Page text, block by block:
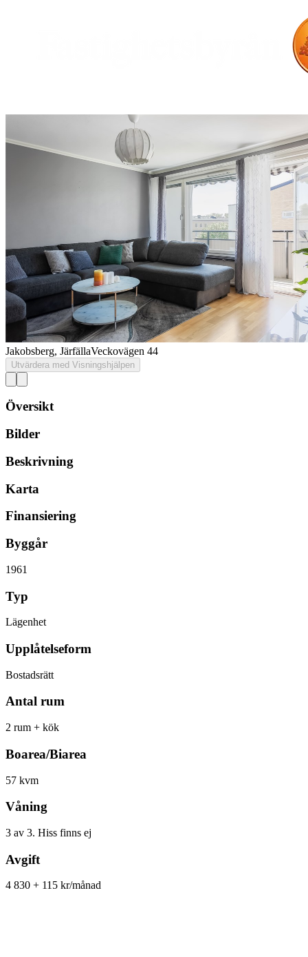
Jakobsberg, JärfällaVeckovägen 44
Utvärdera med Visningshjälpen
Översikt
Bilder
Beskrivning
Karta
Finansiering
Byggår
1961
Typ
Lägenhet
Upplåtelseform
Bostadsrätt
Antal rum
2 rum + kök
Boarea/Biarea
57 kvm
Våning
3 av 3. Hiss finns ej
Avgift
4 830 + 115 kr/månad